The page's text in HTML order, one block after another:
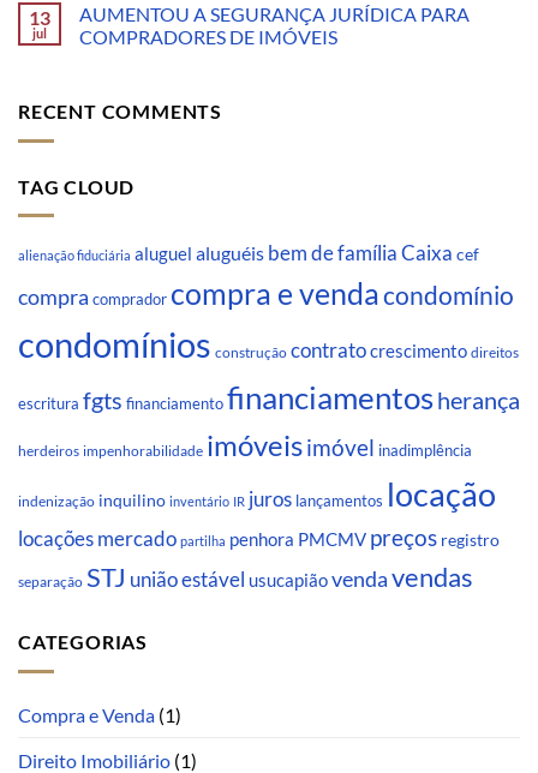
13
jul
AUMENTOU A SEGURANÇA JURÍDICA PARA
COMPRADORES DE IMÓVEIS
RECENT COMMENTS
TAG CLOUD
alienação fiduciária aluguel aluguéis bem de família Caixa cef
compra comprador compra e vendacondomínio
condomínios construção contratocrescimento direitos
escritura fgts financiamentofinanciamentosherança
herdeiros impenhorabilidade imóveisimóvel inadimplência
indenização inquilino inventário IR juros lançamentos locação
locações mercado partilha penhora PMCMV preços registro
separação STJ união estável usucapiãovendavendas
CATEGORIAS
Compra e Venda (1)
Direito Imobiliário (1)